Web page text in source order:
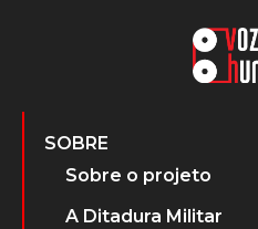
SOBRE
Sobre o projeto
A Ditadura Militar